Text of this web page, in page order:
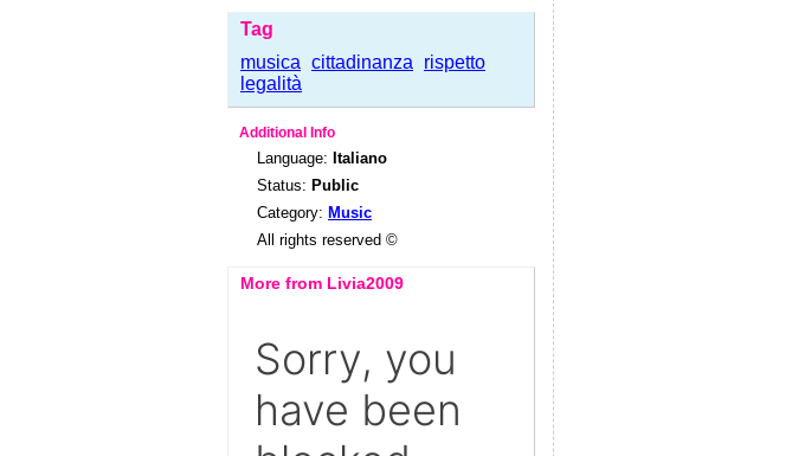
Tag
musica cittadinanza
rispetto
legalità
Additional Info
Language: Italiano
Status: Public
Category: Music
All rights reserved ©
More from Livia2009